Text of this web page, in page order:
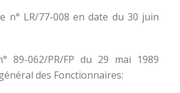
n° LR/77-008 en date du 30 juin
89-062/PR/FP du 29 mai 1989
des Fonctionnaires: